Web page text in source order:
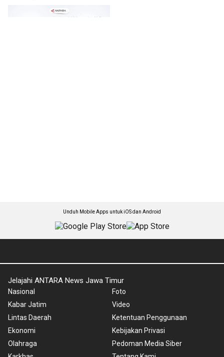
Unduh Mobile Apps untuk iOS dan Android
Jelajahi ANTARA News Jawa Timur
Nasional
Kabar Jatim
Lintas Daerah
Ekonomi
Olahraga
Foto
Video
Ketentuan Penggunaan
Kebijakan Privasi
Pedoman Media Siber